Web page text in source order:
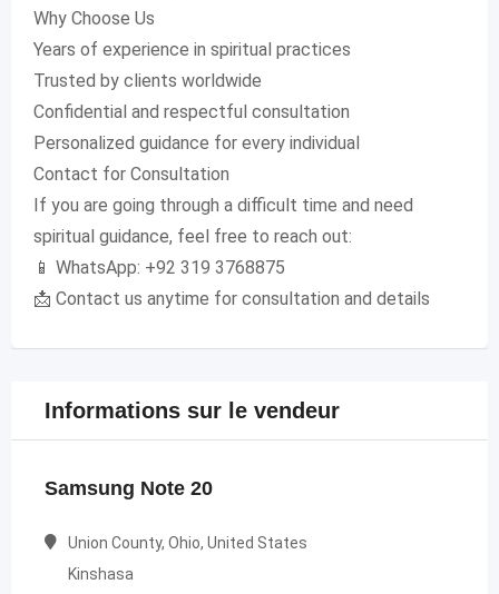
Why Choose Us
Years of experience in spiritual practices
Trusted by clients worldwide
Confidential and respectful consultation
Personalized guidance for every individual
Contact for Consultation
If you are going through a difficult time and need
spiritual guidance, feel free to reach out:
📱 WhatsApp: +92 319 3768875
📩 Contact us anytime for consultation and details
Informations sur le vendeur
Samsung Note 20
Union County, Ohio, United States
Kinshasa